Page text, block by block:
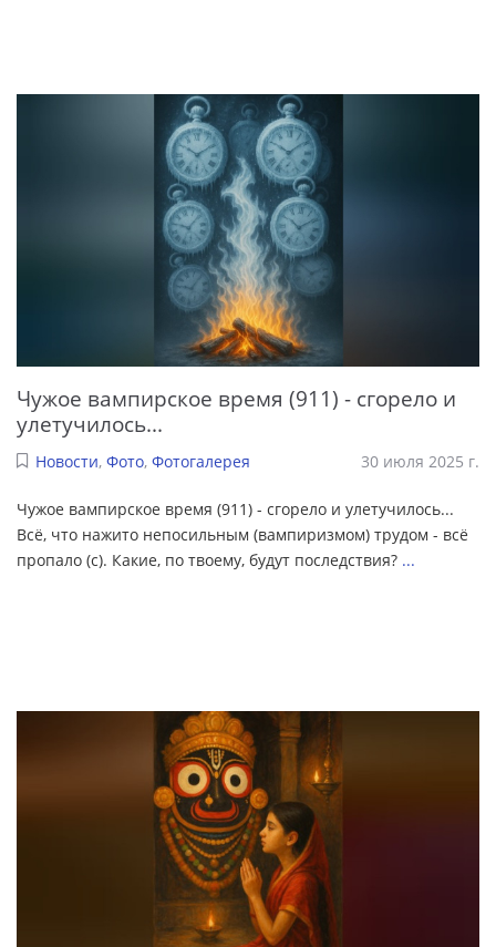
Чужое вампирское время (911) - сгорело и
улетучилось...
Новости, Фото, Фотогалерея 30 июля 2025 г.
Чужое вампирское время (911) - сгорело и улетучилось...
Всё, что нажито непосильным (вампиризмом) трудом - всё
пропало (с). Какие, по твоему, будут последствия? ...